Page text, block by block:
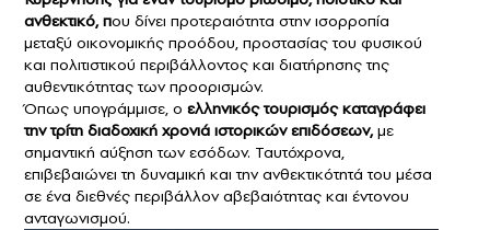
ανθεκτικό, που δίνει προτεραιότητα στην ισορροπία
μεταξύ οικονομικής προόδου, προστασίας του φυσικού
και πολιτιστικού περιβάλλοντος και διατήρησης της
αυθεντικότητας των προορισμών.
Όπως υπογράμμισε, ο ελληνικός τουρισμός καταγράφει
την τρίτη διαδοχική χρονιά ιστορικών επιδόσεων,με
σημαντική αύξηση των εσόδων. Ταυτόχρονα,
επιβεβαιώνει τη δυναμική και την ανθεκτικότητά του μέσα
σε ένα διεθνές περιβάλλον αβεβαιότητας και έντονου
ανταγωνισμού.